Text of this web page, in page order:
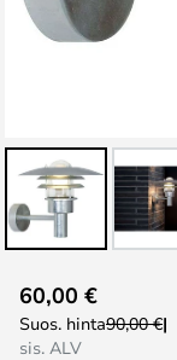
to
the
60,00 €
Suos. hinta90,00 €
sis. ALV